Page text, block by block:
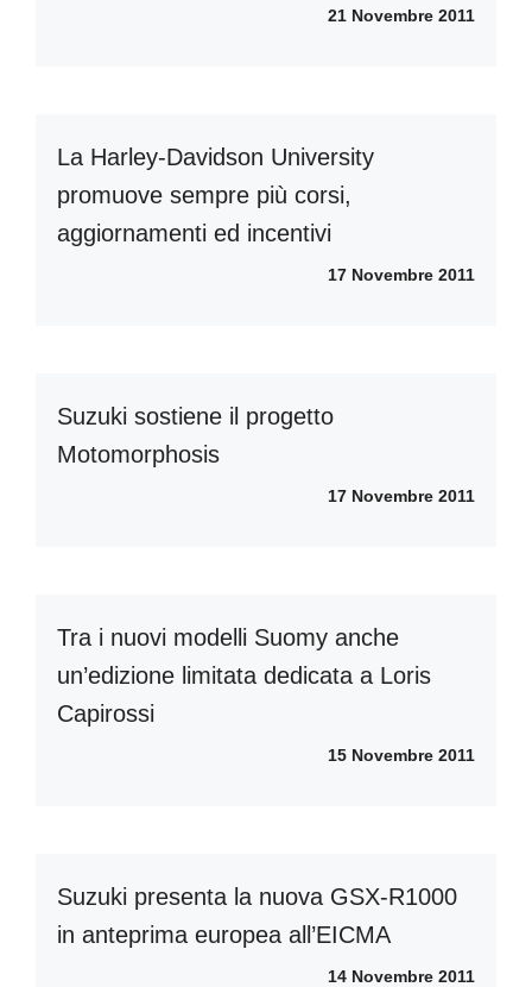
21 Novembre 2011
La Harley-Davidson University
promuove sempre più corsi,
aggiornamenti ed incentivi
17 Novembre 2011
Suzuki sostiene il progetto
Motomorphosis
17 Novembre 2011
Tra i nuovi modelli Suomy anche
un’edizione limitata dedicata a Loris
Capirossi
15 Novembre 2011
Suzuki presenta la nuova GSX-R1000
in anteprima europea all’EICMA
14 Novembre 2011